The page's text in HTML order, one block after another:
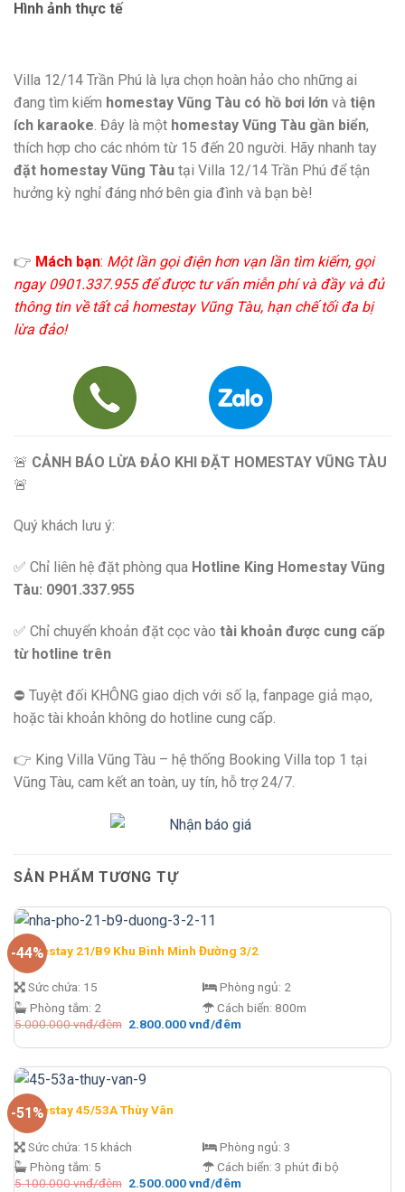
Hình ảnh thực tế
Villa 12/14 Trần Phú là lựa chọn hoàn hảo cho những ai
đang tìm kiếm homestay Vũng Tàu có hồ bơi lớn và tiện
ích karaoke. Đây là một homestay Vũng Tàu gần biển,
thích hợp cho các nhóm từ 15 đến 20 người. Hãy nhanh tay
đặt homestay Vũng Tàu tại Villa 12/14 Trần Phú để tận
hưởng kỳ nghỉ đáng nhớ bên gia đình và bạn bè!
👉 Mách bạn: Một lần gọi điện hơn vạn lần tìm kiếm, gọi
ngay 0901.337.955 để được tư vấn miễn phí và đầy và đủ
thông tin về tất cả homestay Vũng Tàu, hạn chế tối đa bị
lừa đảo!
🚨 CẢNH BÁO LỪA ĐẢO KHI ĐẶT HOMESTAY VŨNG TÀU
🚨
Quý khách lưu ý:
✅ Chỉ liên hệ đặt phòng qua Hotline King Homestay Vũng
Tàu: 0901.337.955
✅ Chỉ chuyển khoản đặt cọc vào tài khoản được cung cấp
từ hotline trên
⛔️ Tuyệt đối KHÔNG giao dịch với số lạ, fanpage giả mạo,
hoặc tài khoản không do hotline cung cấp.
👉 King Villa Vũng Tàu – hệ thống Booking Villa top 1 tại
Vũng Tàu, cam kết an toàn, uy tín, hỗ trợ 24/7.
SẢN PHẨM TƯƠNG TỰ
-44%
Homestay 21/B9 Khu Bình Minh Đường 3/2
Sức chứa: 15
Phòng tắm: 2
Phòng ngủ: 2
Cách biển: 800m
5.000.000vnđ/đêm Giá
là:
đêm.
2.800.000vnđ/đêmGiá
tại
2.800.000 vnđ/
-51%
Homestay 45/53A Thùy Vân
Sức chứa: 15 khách
Phòng tắm: 5
Phòng ngủ: 3
Cách biển: 3 phút đi bộ
5.100.000vnđ/đêm Giá
2.500.000vnđ/đêmGiá